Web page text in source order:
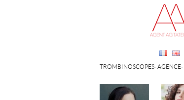
TROMBINOSCOPES AGENCE